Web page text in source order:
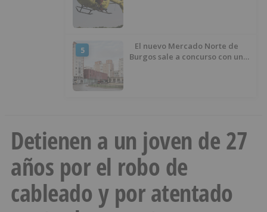
5
El nuevo Mercado Norte de
Burgos sale a concurso con un
Detienen a un joven de 27
años por el robo de
cableado y por atentado